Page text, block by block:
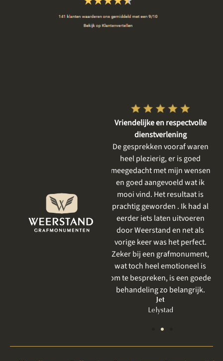
mooi vind. Het resultaat is
prachtig geworden . Ik had al
eerder iets laten uitvoeren
door Weerstand en net als
Goed, betrokken en rustig
geholpen
Wij zijn zeker tevreden. Het
eerste gesprek was rustig, er
was tijd voor mijn moeder,
haar verhaal, voor het delen
en bespreken van onze
wensen. Er werd goed
meegedacht en we kregen
meerdere keren de
gelegenheid om nog even een
kleur of steensoort te komen
bekijken. Alles zeer prettig en
rustig.
Lian
Bant